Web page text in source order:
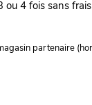
4 fois sans frais
partenaire